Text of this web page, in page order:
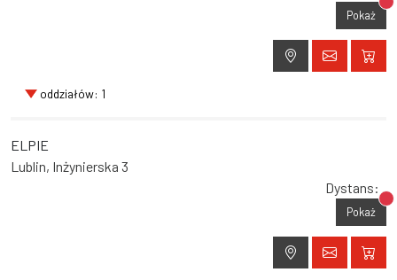
Pokaż
oddziałów: 1
ELPIE
Lublin, Inżynierska 3
Dystans:
Pokaż